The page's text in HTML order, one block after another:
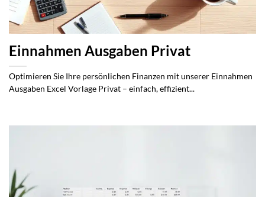
Einnahmen Ausgaben Privat
Optimieren Sie Ihre persönlichen Finanzen mit unserer Einnahmen
Ausgaben Excel Vorlage Privat – einfach, effizient...